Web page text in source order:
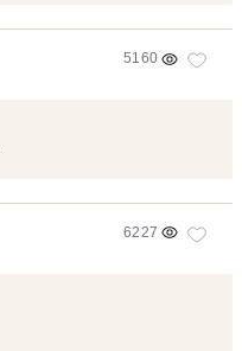
5160
6227